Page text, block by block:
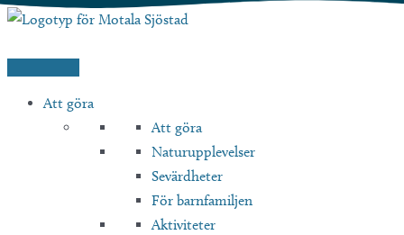
Hoppa
Att göra
Att göra
Naturupplevelser
Sevärdheter
För barnfamiljen
Aktiviteter